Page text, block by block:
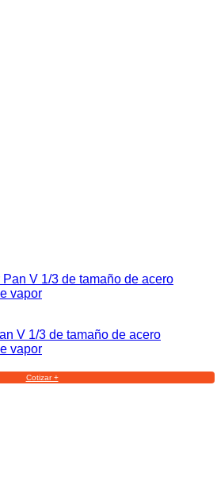
V 1/3 de tamaño de acero
vapor
Cotizar +